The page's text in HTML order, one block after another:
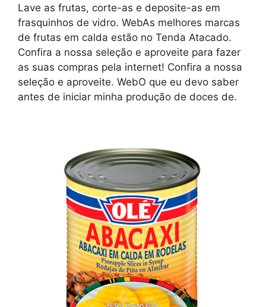
Lave as frutas, corte-as e deposite-as em
frasquinhos de vidro. WebAs melhores marcas
de frutas em calda estão no Tenda Atacado.
Confira a nossa seleção e aproveite para fazer
as suas compras pela internet! Confira a nossa
seleção e aproveite. WebO que eu devo saber
antes de iniciar minha produção de doces de.